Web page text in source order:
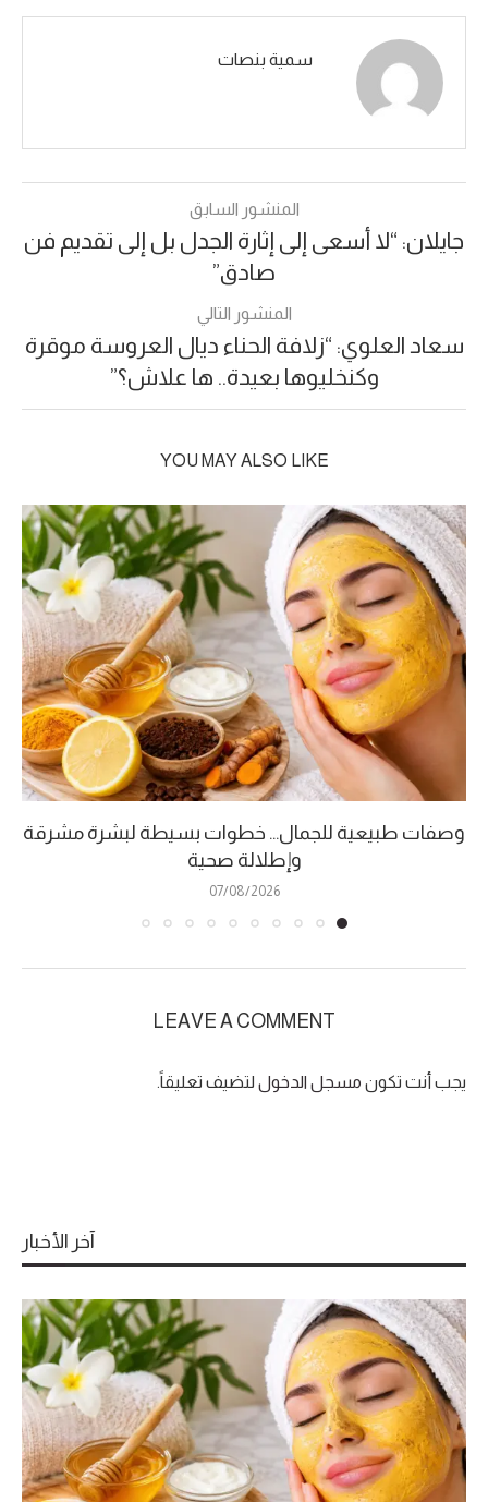
سمية بنصات
المنشور السابق
جايلان: “لا أسعى إلى إثارة الجدل بل إلى تقديم فن
صادق”
المنشور التالي
سعاد العلوي: “زلافة الحناء ديال العروسة موقرة
وكنخليوها بعيدة.. ها علاش؟”
YOU MAY ALSO LIKE
وصفات طبيعية للجمال… خطوات بسيطة لبشرة مشرقة
وإطلالة صحية
07/08/2026
LEAVE A COMMENT
يجب أنت تكون مسجل الدخول لتضيف تعليقاً.
آخر الأخبار